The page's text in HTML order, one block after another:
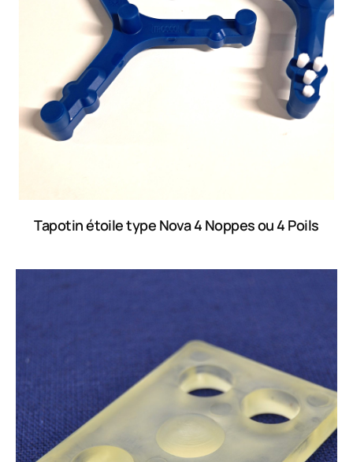
Tapotin étoile type Nova 4 Noppes ou 4 Poils